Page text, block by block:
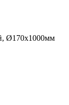
Ø170х1000мм